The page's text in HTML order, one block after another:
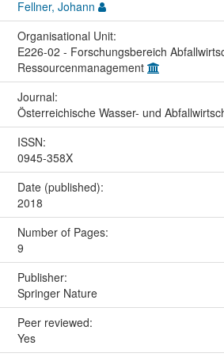
Fellner, Johann
Organisational Unit:
E226-02 - Forschungsbereich
Ressourcenmanagement
Journal:
Österreichische Wasser- und
ISSN:
0945-358X
Date (published):
2018
Number of Pages:
9
Publisher:
Springer Nature
Peer reviewed:
Yes